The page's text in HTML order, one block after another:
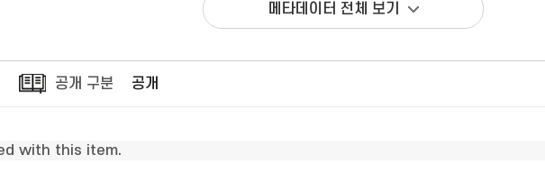
메타데이터 전체 보기
공개 구분 공개
with this item.